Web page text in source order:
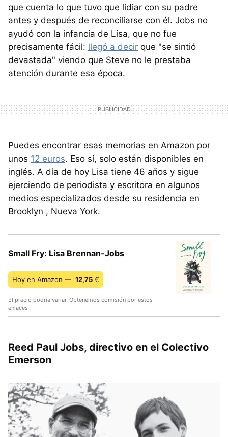
que cuenta lo que tuvo que lidiar con su padre
antes y después de reconciliarse con él. Jobs no
ayudó con la infancia de Lisa, que no fue
precisamente fácil: llegó a decir que "se sintió
devastada" viendo que Steve no le prestaba
atención durante esa época.
Puedes encontrar esas memorias en Amazon por
unos 12 euros. Eso sí, solo están disponibles en
inglés. A día de hoy Lisa tiene 46 años y sigue
ejerciendo de periodista y escritora en algunos
medios especializados desde su residencia en
Brooklyn , Nueva York.
Small Fry: Lisa Brennan-Jobs
Hoy en Amazon — 12,75 €
El precio podría variar. Obtenemos comisión por estos
enlaces
Reed Paul Jobs, directivo en el Colectivo
Emerson